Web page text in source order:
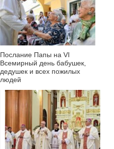
Послание Папы на VI
Всемирный день бабушек,
дедушек и всех пожилых
людей